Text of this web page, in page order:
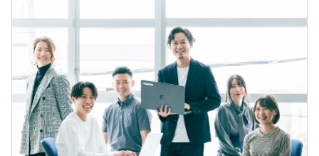
成長したときの喜びも理解している先輩だからこそ、どん
なことでも気軽に質問・相談できます。
◆経験者にも最適な研修を用意
未経験向けの入社後研修だけではなく、経験やレベルに応
じた段階的な成長サポートを受けることができる当社。
Web系エンジニアへのキャリアチェンジをお考えの方に
も、最適な研修を用意しているほか、資格取得支援、さら
※時間外手当は、全額支給します。(15分単位で支給)
※あなたの経験・年齢・スキルを考慮の上、決定します。
※経験者は、前職給与を保証します。
（※想定年収 は年収提示額を保証するものではありません）